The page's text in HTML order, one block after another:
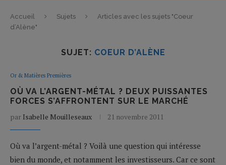
Accueil Sujets
Articles avec les sujets "Coeur
d’Alène"
SUJET: COEUR D’ALÈNE
Or & Matières Premières
OÙ VA L’ARGENT-MÉTAL ? DEUX PUISSANTES
FORCES S’AFFRONTENT SUR LE MARCHÉ
par Isabelle Mouilleseaux 21 novembre 2011
Où va l’argent-métal ? Voilà une question qui intéresse
bien du monde, et notamment les investisseurs. Car ce sont